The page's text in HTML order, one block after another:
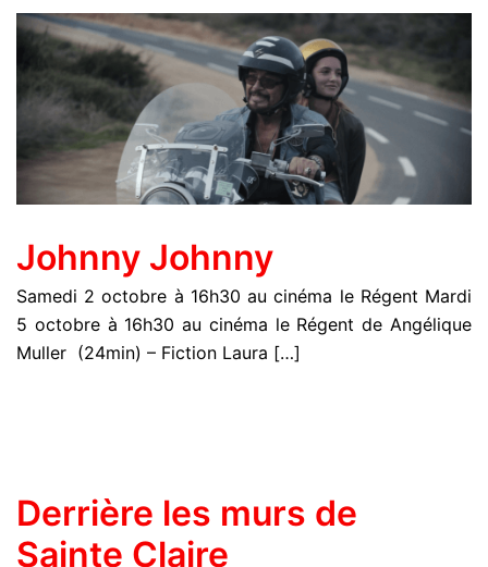
Johnny Johnny
Samedi 2 octobre à 16h30 au cinéma le Régent Mardi
5 octobre à 16h30 au cinéma le Régent de Angélique
Muller (24min) – Fiction Laura […]
Derrière les murs de
Sainte Claire